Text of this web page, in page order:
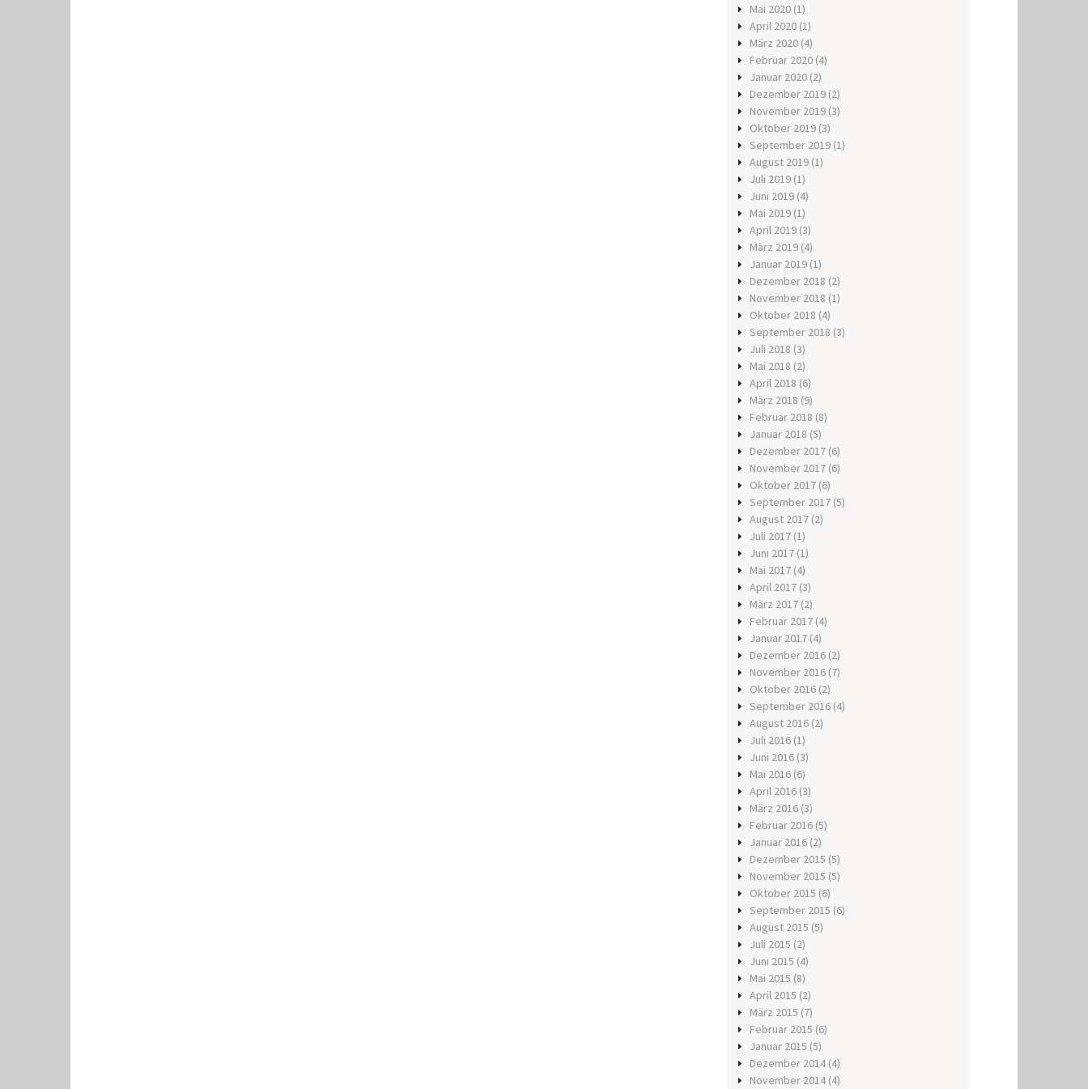
Mai 2020 (1)
April 2020 (1)
März 2020 (4)
Februar 2020 (4)
Januar 2020 (2)
Dezember 2019 (2)
November 2019 (3)
Oktober 2019 (3)
September 2019 (1)
August 2019 (1)
Juli 2019 (1)
Juni 2019 (4)
Mai 2019 (1)
April 2019 (3)
März 2019 (4)
Januar 2019 (1)
Dezember 2018 (2)
November 2018 (1)
Oktober 2018 (4)
September 2018 (3)
Juli 2018 (3)
Mai 2018 (2)
April 2018 (6)
März 2018 (9)
Februar 2018 (8)
Januar 2018 (5)
Dezember 2017 (6)
November 2017 (6)
Oktober 2017 (6)
September 2017 (5)
August 2017 (2)
Juli 2017 (1)
Juni 2017 (1)
Mai 2017 (4)
April 2017 (3)
März 2017 (2)
Februar 2017 (4)
Januar 2017 (4)
Dezember 2016 (2)
November 2016 (7)
Oktober 2016 (2)
September 2016 (4)
August 2016 (2)
Juli 2016 (1)
Juni 2016 (3)
Mai 2016 (6)
April 2016 (3)
März 2016 (3)
Februar 2016 (5)
Januar 2016 (2)
Dezember 2015 (5)
November 2015 (5)
Oktober 2015 (6)
September 2015 (6)
August 2015 (5)
Juli 2015 (2)
Juni 2015 (4)
Mai 2015 (8)
April 2015 (2)
März 2015 (7)
Februar 2015 (6)
Januar 2015 (5)
Dezember 2014 (4)
November 2014 (4)